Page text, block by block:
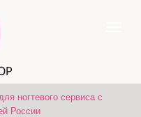
ногтевого сервиса с
России